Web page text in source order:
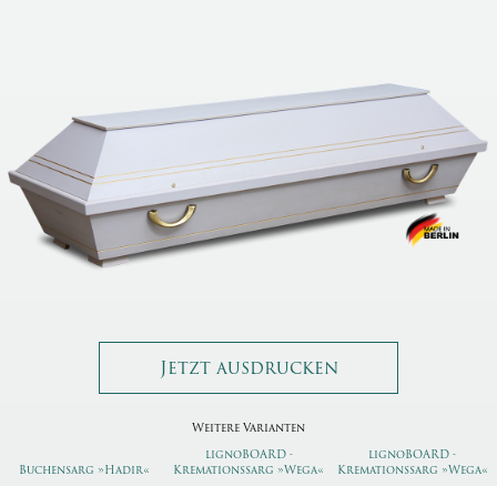
Jetzt ausdrucken
Weitere Varianten
Buchensarg »Hadir«
lignoBOARD -
Kremationssarg »Wega«
lignoBOARD -
Kremationssarg »Wega«